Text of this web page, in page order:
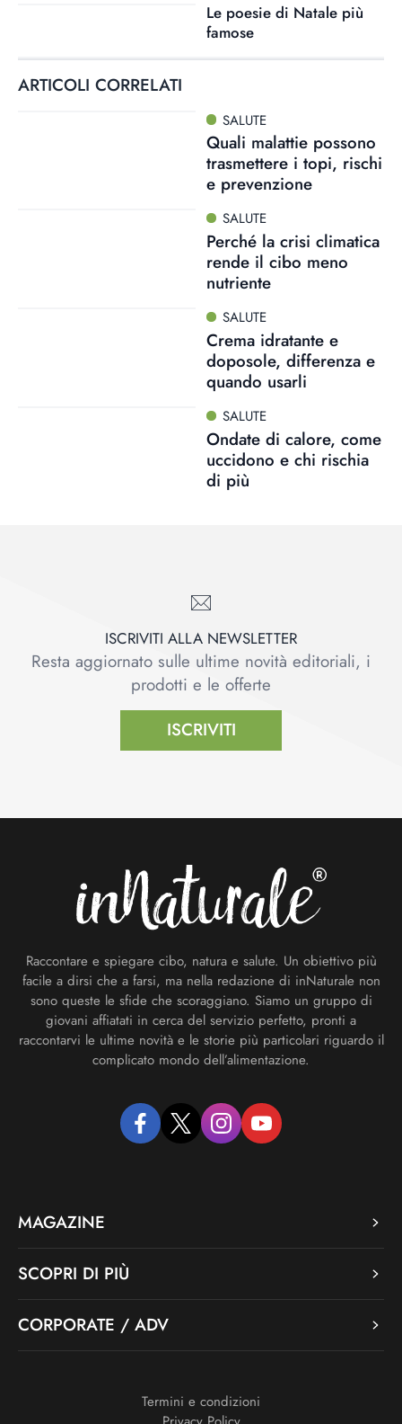
Le poesie di Natale più
famose
ARTICOLI CORRELATI
SALUTE
Quali malattie possono
trasmettere i topi, rischi
e prevenzione
SALUTE
Perché la crisi climatica
rende il cibo meno
nutriente
SALUTE
Crema idratante e
doposole, differenza e
quando usarli
SALUTE
Ondate di calore, come
uccidono e chi rischia
di più
ISCRIVITI ALLA NEWSLETTER
Resta aggiornato sulle ultime novità editoriali, i
prodotti e le offerte
ISCRIVITI
Raccontare e spiegare cibo, natura e salute. Un obiettivo più
facile a dirsi che a farsi, ma nella redazione di inNaturale non
sono queste le sfide che scoraggiano. Siamo un gruppo di
giovani affiatati in cerca del servizio perfetto, pronti a
raccontarvi le ultime novità e le storie più particolari riguardo il
complicato mondo dell’alimentazione.
facebooktwitter instagramyoutube
MAGAZINE
SCOPRI DI PIÙ
CORPORATE / ADV
Termini e condizioni